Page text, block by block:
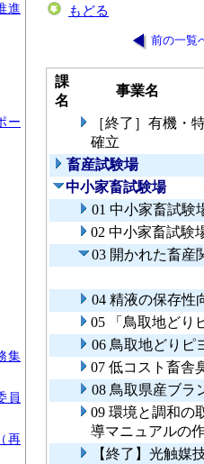
進
ー
集
員
再
もどる
前の一覧
課
名
事業名
［終了］有機・
確立
畜産試験場
中小家畜試験場
01 中小家畜試験
02 中小家畜試験
03 開かれた畜産
04 精液の保存性
05 「鳥取地どり
06 鳥取地どりピ
07 低コスト畜舎
08 鳥取県産ブラ
09 環境と調和の
導マニュアルの
【終了】光触媒